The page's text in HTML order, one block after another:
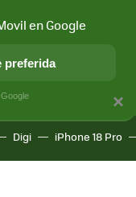
APLICACIONES
Digi iPhone 18 Pro
×
en Google
preferida